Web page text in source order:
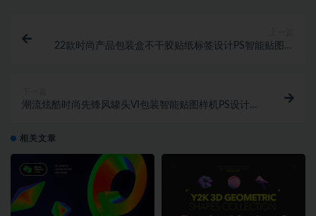
22款时尚产品包装盒不干胶贴纸标签设计PS智能贴图样
潮流炫酷时尚先锋风罐头VI包装智能贴图样机PS设计素
相关文章